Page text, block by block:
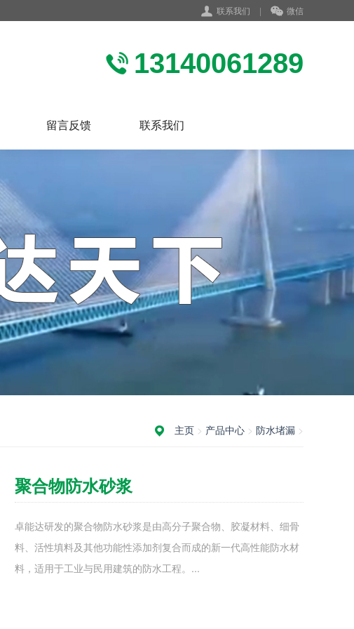
联系我们 | 微信
13140061289
留言反馈 联系我们
主页 > 产品中心 > 防水堵漏 >
聚合物防水砂浆
卓能达研发的聚合物防水砂浆是由高分子聚合物、胶凝材料、细骨
料、活性填料及其他功能性添加剂复合而成的新一代高性能防水材
料，适用于工业与民用建筑的防水工程。...